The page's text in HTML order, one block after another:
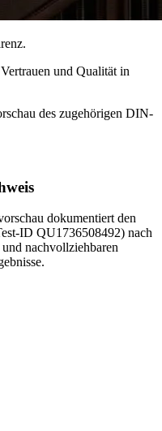
und Qualität in
des zugehörigen DIN-
dokumentiert den
ID QU1736508492) nach
nachvollziehbaren